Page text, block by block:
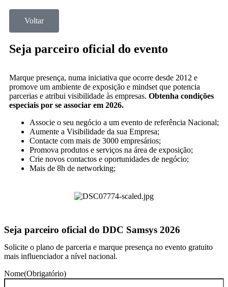
Voltar
Seja parceiro oficial do evento
Marque presença, numa iniciativa que ocorre desde 2012 e
promove um ambiente de exposição e mindset que potencia
parcerias e atribui visibilidade às empresas. Obtenha condições
especiais por se associar em 2026.
Associe o seu negócio a um evento de referência Nacional;
Aumente a Visibilidade da sua Empresa;
Contacte com mais de 3000 empresários;
Promova produtos e serviços na área de exposição;
Crie novos contactos e oportunidades de negócio;
Mais de 8h de networking;
Seja parceiro oficial do DDC Samsys 2026
Solicite o plano de parceria e marque presença no evento gratuito
mais influenciador a nível nacional.
Nome(Obrigatório)